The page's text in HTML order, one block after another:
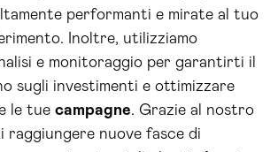
performanti e mirate al tuo
Inoltre, utilizziamo
e monitoraggio per garantirti il
sugli investimenti e ottimizzare
le tue campagne. Grazie al nostro
raggiungere nuove fasce di